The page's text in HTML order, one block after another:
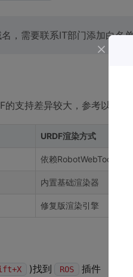
，需要联系IT部门添加白名
支持差异较大，参考以下兼
URDF渲染方式
依赖RobotWebTools服务
内置基础渲染器
修复版渲染引擎
)找到 ROS
插件